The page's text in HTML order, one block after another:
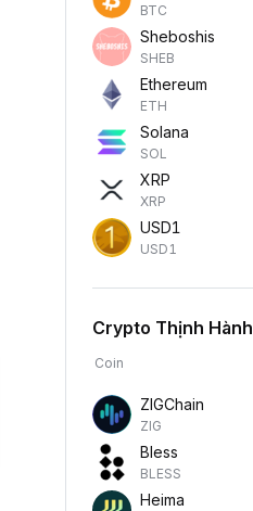
BTC
Sheboshis
SHEB
Ethereum
ETH
Solana
SOL
XRP
XRP
USD1
USD1
Crypto Thịnh Hành
Coin
ZIGChain
ZIG
Bless
BLESS
Heima